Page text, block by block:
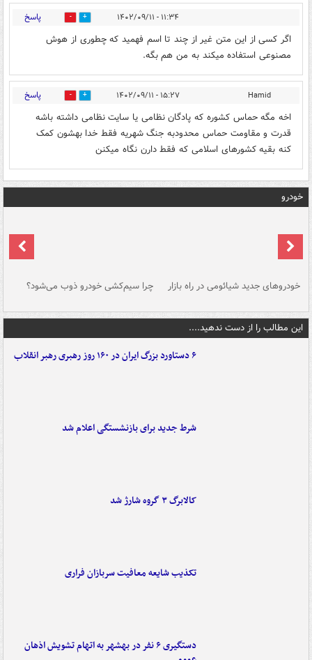
۱۱:۳۴ - ۱۴۰۲/۰۹/۱۱ 1 پاسخ
اگر کسی از این متن غیر از چند تا اسم فهمید که چطوری از هوش
مصنوعی استفاده میکند به من هم بگه.
Hamid ۱۵:۲۷ - ۱۴۰۲/۰۹/۱۱ 0 پاسخ
اخه مگه حماس کشوره که پادگان نظامی یا سایت نظامی داشته باشه
قدرت و مقاومت حماس محدودبه جنگ شهریه فقط خدا بهشون کمک
کنه بقیه کشورهای اسلامی که فقط دارن نگاه میکنن
خودرو
خودروهای جدید شیائومی در راه بازار چرا سیم‌کشی خودرو ذوب می‌شود؟
این مطالب را از دست ندهید....
۶ دستاورد بزرگ ایران در ۱۶۰ روز رهبری رهبر انقلاب
شرط جدید برای بازنشستگی اعلام شد
کالابرگ ۳ گروه شارژ شد
تکذیب شایعه معافیت سربازان فراری
دستگیری ۶ نفر در بهشهر به اتهام تشویش اذهان